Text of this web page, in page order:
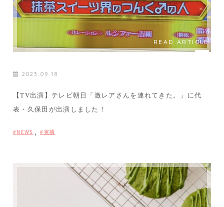
READ ARTICLE
2023.09.18
【TV出演】テレビ朝日「激レアさんを連れてきた。」に代
表・久保田が出演しました！
NEWS 実績